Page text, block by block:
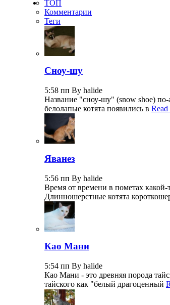
ТОП
Комментарии
Теги
Сноу-шу
5:58 пп By halide
Название "сноу-шу" (snow shoe)
белолапые котята появились в
Яванез
5:56 пп By halide
Время от времени в пометах
Длинношерстные котята
Као Мани
5:54 пп By halide
Као Мани - это древняя порода
тайского как "белый драгоценный